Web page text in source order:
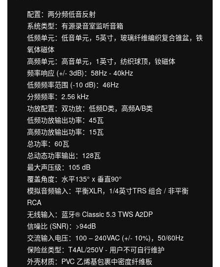
配置：两分频低音反射
系统类型：有源录音室监听音箱
低频单元：低音单元，5英寸，玻璃纤维编织复合锥盆，铁
氧体磁体
高频单元：高音单元，1英寸，纺织球顶，钕磁体
频率响应 (+/- 3dB)：58Hz - 40kHz
低频频率范围 (-10 dB)：46Hz
分频频率：2.56 kHz
功放配置：双功放：低频D类，高频A/B类
低频功放输出功率：45瓦
高频功放输出功率：15瓦
总功率：60瓦
总动态功率输出：128瓦
最大声压级：105 dB
覆盖角度：水平135° x 垂直90°
模拟音频输入：平衡XLR，1/4英寸TRS 组合 / 非平衡
RCA
无线输入：蓝牙® Classic 5.3 TWS A2DP
信噪比 (SNR)：>94dB
交流输入电压：100 – 240VAC (+/- 10%)，50/60Hz
保险丝类型：T4AL/250V - 用户不可自行维护
外壳材质：PVC 乙烯基包裹中密度纤维板